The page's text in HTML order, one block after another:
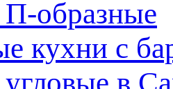
образные
кухни с
в